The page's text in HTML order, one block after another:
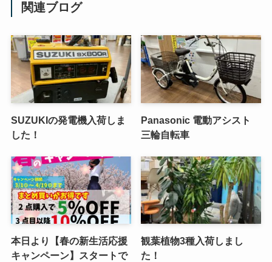
関連ブログ
SUZUKIの発電機入荷しま
した！
Panasonic 電動アシスト
三輪自転車
本日より【春の新生活応援
キャンペーン】スタートで
観葉植物3種入荷しまし
た！